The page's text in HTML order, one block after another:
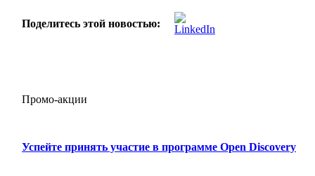
Поделитесь этой новостью:
Промо-акции
Успейте принять участие в программе Open Discovery